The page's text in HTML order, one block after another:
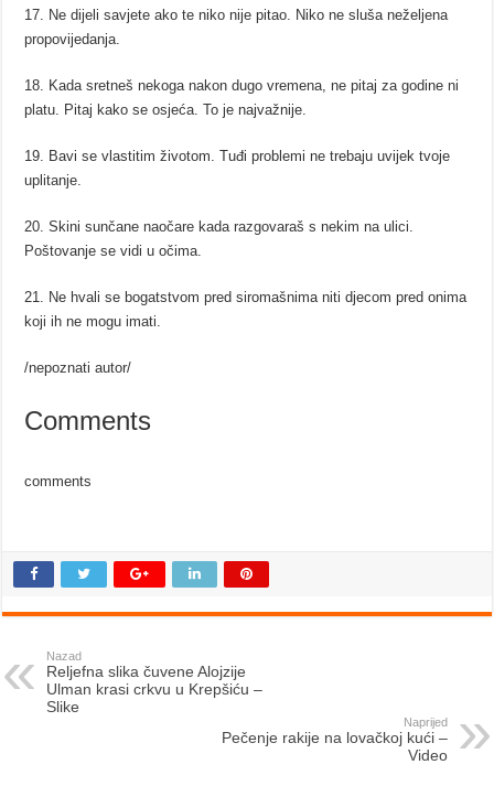
17. Ne dijeli savjete ako te niko nije pitao. Niko ne sluša neželjena
propovijedanja.
18. Kada sretneš nekoga nakon dugo vremena, ne pitaj za godine ni
platu. Pitaj kako se osjeća. To je najvažnije.
19. Bavi se vlastitim životom. Tuđi problemi ne trebaju uvijek tvoje
uplitanje.
20. Skini sunčane naočare kada razgovaraš s nekim na ulici.
Poštovanje se vidi u očima.
21. Ne hvali se bogatstvom pred siromašnima niti djecom pred onima
koji ih ne mogu imati.
/nepoznati autor/
Comments
comments
Nazad
Reljefna slika čuvene Alojzije
Ulman krasi crkvu u Krepšiću –
Slike
Naprijed
Pečenje rakije na lovačkoj kući –
Video